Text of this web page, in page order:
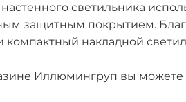
светильника
защитным покрытием.
накладной
Иллюмингруп вы можете